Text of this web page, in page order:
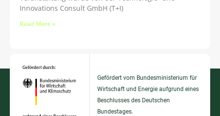
Innovations Consult GmbH (T+I)
Read More »
Gefördert vom Bundesministerium für
Wirtschaft und Energie aufgrund eines
Beschlusses des Deutschen
Bundestages.